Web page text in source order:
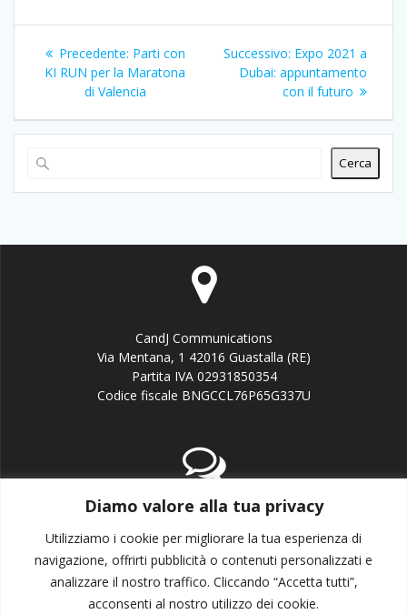
Diamo valore alla tua privacy
Utilizziamo i cookie per migliorare la tua esperienza di
navigazione, offrirti pubblicità o contenuti personalizzati e
analizzare il nostro traffico. Cliccando “Accetta tutti”,
acconsenti al nostro utilizzo dei cookie.
Navigazione
articoli
Precedente: Articolo
precedente:
Parti con
KI RUN per la Maratona
di Valencia
Successivo: Articolo
successivo:
Expo 2021 a
Dubai: appuntamento
con il futuro
Cerca
CandJ Communications
Via Mentana, 1 42016 Guastalla (RE)
Partita IVA 02931850354
Codice fiscale BNGCCL76P65G337U
email:info@candj.it
Office: +39 338 3643199